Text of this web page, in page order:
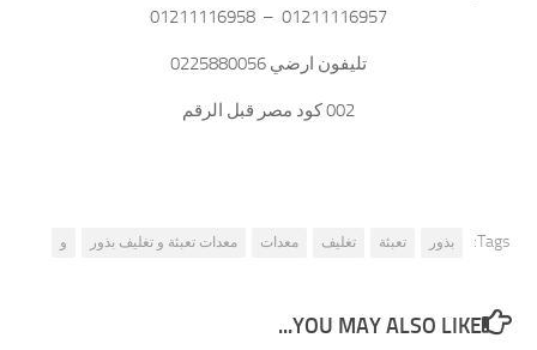
01211116957 – 01211116958
تليفون ارضي 0225880056
002 كود مصر قبل الرقم
Tags: بذور تعبئة تغليف معدات معدات تعبئة و تغليف بذور و
YOU MAY ALSO LIKE...